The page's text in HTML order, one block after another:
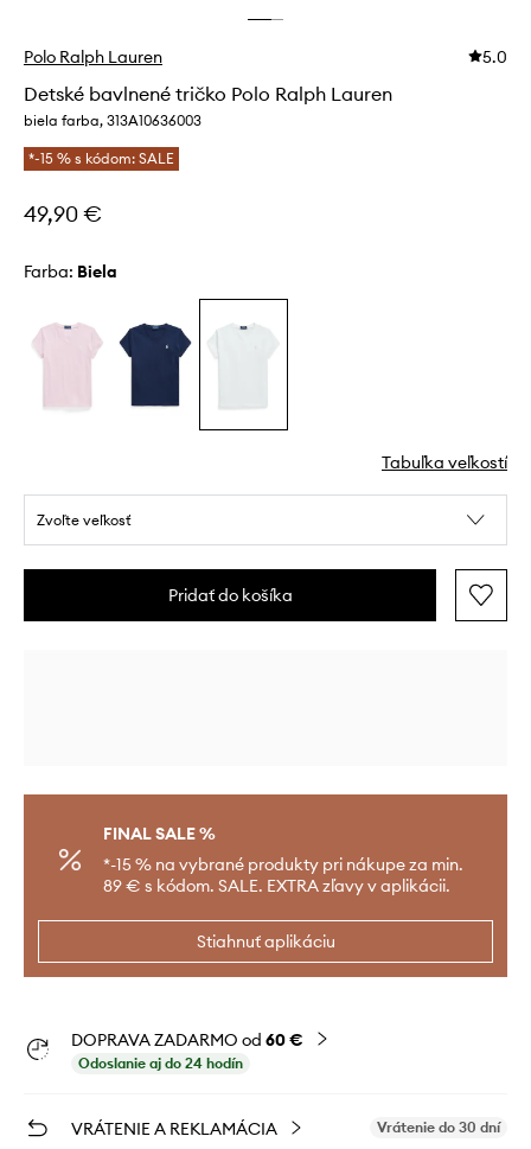
Polo Ralph Lauren 5.0
Detské bavlnené tričko Polo Ralph Lauren
biela farba, 313A10636003
*-15 % s kódom: SALE
49,90 €
Farba: biela
Tabuľka veľkostí
Zvoľte veľkosť
Pridať do košíka
FINAL SALE %
*-15 % na vybrané produkty pri nákupe za min.
89 € s kódom. SALE. EXTRA zľavy v aplikácii.
Stiahnuť aplikáciu
DOPRAVA ZADARMO od 60 €
Odoslanie aj do 24 hodín
VRÁTENIE A REKLAMÁCIA Vrátenie do 30 dní